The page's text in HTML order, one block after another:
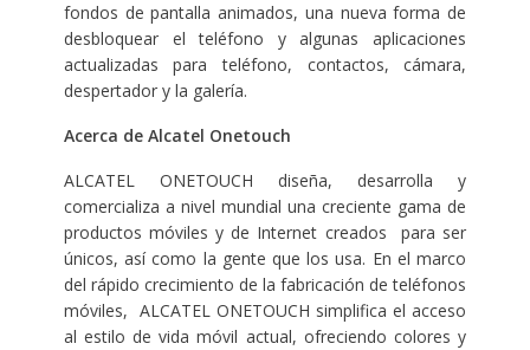
fondos de pantalla animados, una nueva forma de
desbloquear el teléfono y algunas aplicaciones
actualizadas para teléfono, contactos, cámara,
despertador y la galería.
Acerca de Alcatel Onetouch
ALCATEL ONETOUCH diseña, desarrolla y
comercializa a nivel mundial una creciente gama de
productos móviles y de Internet creados para ser
únicos, así como la gente que los usa. En el marco
del rápido crecimiento de la fabricación de teléfonos
móviles, ALCATEL ONETOUCH simplifica el acceso
al estilo de vida móvil actual, ofreciendo colores y